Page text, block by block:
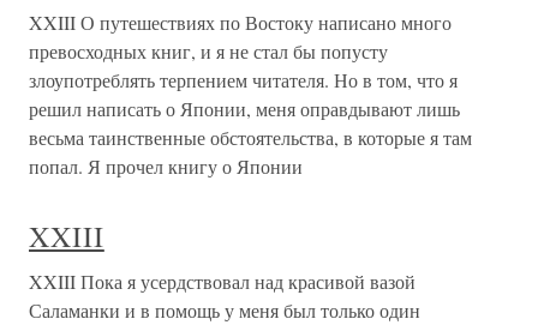
XXIII О путешествиях по Востоку написано много
превосходных книг, и я не стал бы попусту
злоупотреблять терпением читателя. Но в том, что я
решил написать о Японии, меня оправдывают лишь
весьма таинственные обстоятельства, в которые я там
попал. Я прочел книгу о Японии
XXIII
XXIII Пока я усердствовал над красивой вазой
Саламанки и в помощь у меня был только один